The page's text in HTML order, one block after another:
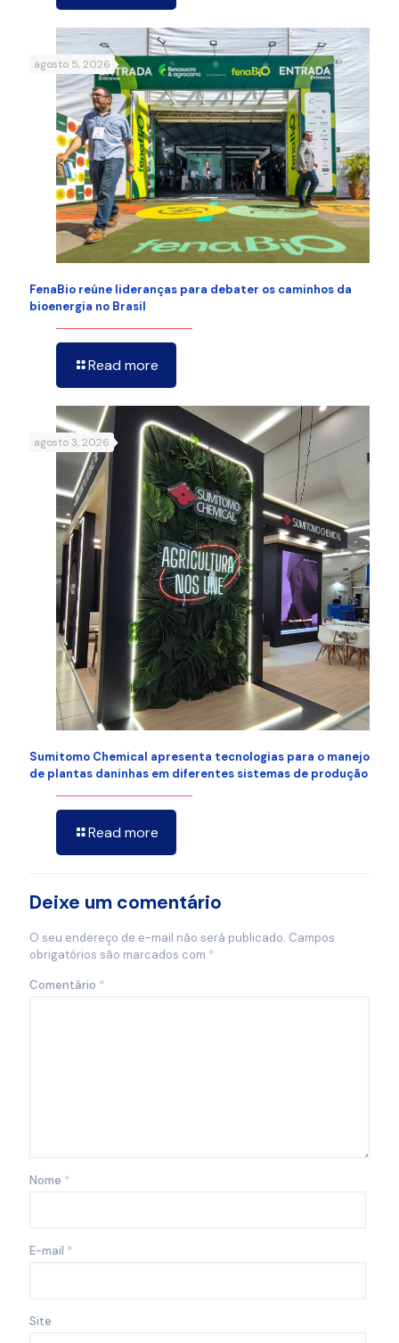
agosto 5, 2026
FenaBio reúne lideranças para debater os caminhos da
bioenergia no Brasil
Read more
agosto 3, 2026
Sumitomo Chemical apresenta tecnologias para o manejo
de plantas daninhas em diferentes sistemas de produção
Read more
Deixe um comentário
O seu endereço de e-mail não será publicado. Campos
obrigatórios são marcados com *
Comentário *
Nome *
E-mail *
Site